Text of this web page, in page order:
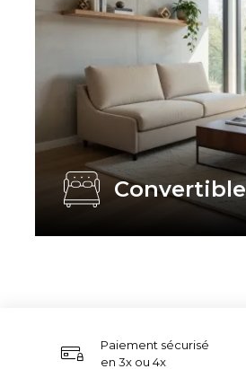
Convertible
Paiement sécurisé
en 3x ou 4x